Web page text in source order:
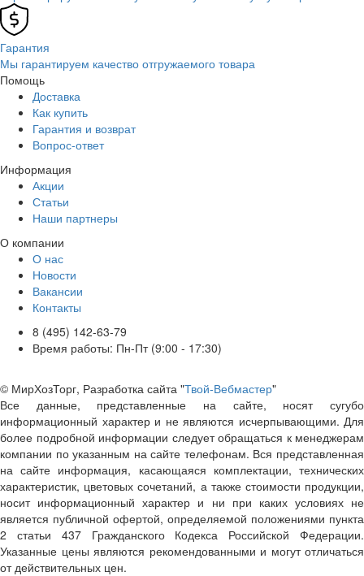
Гарантия
Мы гарантируем качество отгружаемого товара
Помощь
Доставка
Как купить
Гарантия и возврат
Вопрос-ответ
Информация
Акции
Статьи
Наши партнеры
О компании
О нас
Новости
Вакансии
Контакты
8 (495) 142-63-79
Время работы: Пн-Пт (9:00 - 17:30)
© МирХозТорг, Разработка сайта "Твой-Вебмастер"
Все данные, представленные на сайте, носят сугубо
информационный характер и не являются исчерпывающими. Для
более подробной информации следует обращаться к менеджерам
компании по указанным на сайте телефонам. Вся представленная
на сайте информация, касающаяся комплектации, технических
характеристик, цветовых сочетаний, а также стоимости продукции,
носит информационный характер и ни при каких условиях не
является публичной офертой, определяемой положениями пункта
2 статьи 437 Гражданского Кодекса Российской Федерации.
Указанные цены являются рекомендованными и могут отличаться
от действительных цен.